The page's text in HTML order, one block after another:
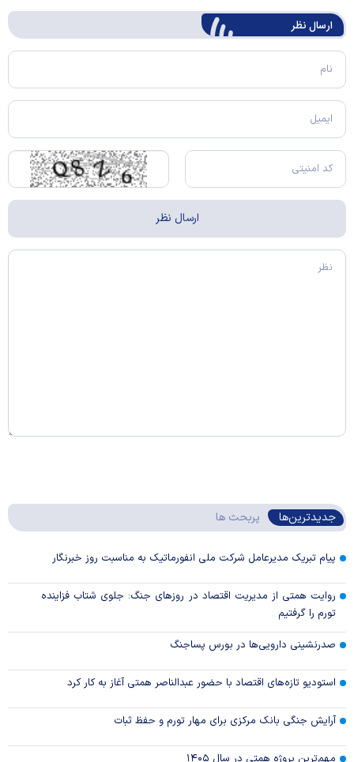
ارسال‌ نظر
جدیدترین‌ها پربحث ها
پیام تبریک مدیرعامل شرکت ملی انفورماتیک به مناسبت روز خبرنگار
روایت همتی از مدیریت اقتصاد در روزهای جنگ: جلوی شتاب فزاینده
تورم را گرفتیم
صدرنشینی دارویی‌ها در بورس پساجنگ
استودیو تازه‌های اقتصاد با حضور عبدالناصر همتی آغاز به کار کرد
آرایش جنگی بانک مرکزی برای مهار تورم و حفظ ثبات
مهم‌ترین پروژه همتی در سال ۱۴۰۵